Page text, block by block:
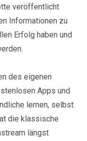
veröffentlicht
Informationen zu
Erfolg haben und
des eigenen
Apps und
lernen, selbst
die klassische
längst